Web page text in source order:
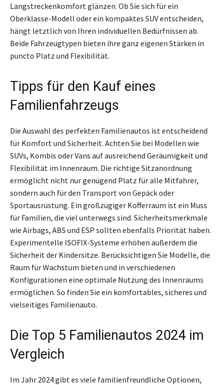
Langstreckenkomfort glänzen. Ob Sie sich für ein
Oberklasse-Modell oder ein kompaktes SUV entscheiden,
hängt letztlich von Ihren individuellen Bedürfnissen ab.
Beide Fahrzeugtypen bieten ihre ganz eigenen Stärken in
puncto Platz und Flexibilität.
Tipps für den Kauf eines
Familienfahrzeugs
Die Auswahl des perfekten Familienautos ist entscheidend
für Komfort und Sicherheit. Achten Sie bei Modellen wie
SUVs, Kombis oder Vans auf ausreichend Geräumigkeit und
Flexibilität im Innenraum. Die richtige Sitzanordnung
ermöglicht nicht nur genügend Platz für alle Mitfahrer,
sondern auch für den Transport von Gepäck oder
Sportausrüstung. Ein großzügiger Kofferraum ist ein Muss
für Familien, die viel unterwegs sind. Sicherheitsmerkmale
wie Airbags, ABS und ESP sollten ebenfalls Priorität haben.
Experimentelle ISOFIX-Systeme erhöhen außerdem die
Sicherheit der Kindersitze. Berücksichtigen Sie Modelle, die
Raum für Wachstum bieten und in verschiedenen
Konfigurationen eine optimale Nutzung des Innenraums
ermöglichen. So finden Sie ein komfortables, sicheres und
vielseitiges Familienauto.
Die Top 5 Familienautos 2024 im
Vergleich
Im Jahr 2024 gibt es viele familienfreundliche Optionen,